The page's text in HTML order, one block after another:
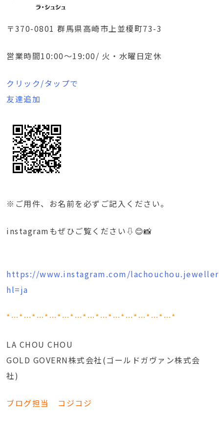
〒370-0801 群馬県高崎市上並榎町73-3
営業時間10:00～19:00/ 火・水曜日定休
クリック/タップで
友達追加
※ご用件、お名前を必ずご記入ください。
instagramもぜひご覧ください⇩😊📸
https://www.instagram.com/
hl=ja
*…*…*…*…*…*…*…*…*…*…*…*…*…*
LA CHOU CHOU
GOLD GOVERN株式会社(ゴールドガヴァン株式会
社)
ブログ担当 コジコジ